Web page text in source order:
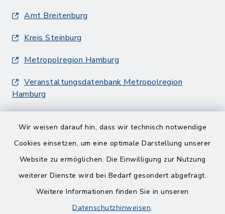
Wir weisen darauf hin, dass wir technisch notwendige
Cookies einsetzen, um eine optimale Darstellung unserer
Website zu ermöglichen. Die Einwilligung zur Nutzung
weiterer Dienste wird bei Bedarf gesondert abgefragt.
Weitere Informationen finden Sie in unseren
Datenschutzhinweisen.
Amt Breitenburg
Kreis Steinburg
Metropolregion Hamburg
Veranstaltungsdatenbank Metropolregion
Hamburg
Barrierefreiheit